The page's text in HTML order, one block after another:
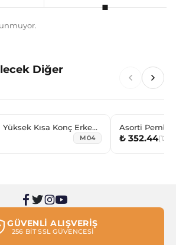
Diğer
Kısa Konç Erkek
M04
Asorti Pembe
₺ 352.44(12
GÜVENLİ ALIŞVERİŞ
256 BİT SSL GÜVENCESİ